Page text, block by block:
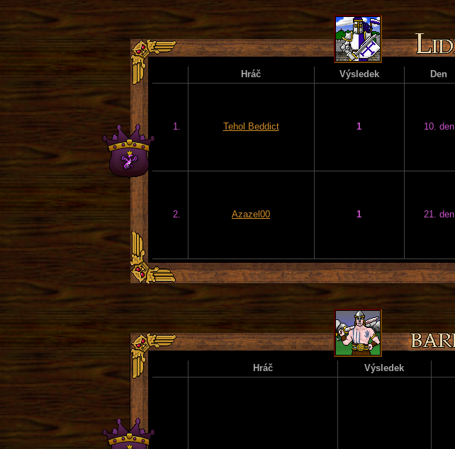
Hráč Výsledek Den
1. Tehol Beddict 1 10. den
2. Azazel00 1 21. den
Hráč Výsledek